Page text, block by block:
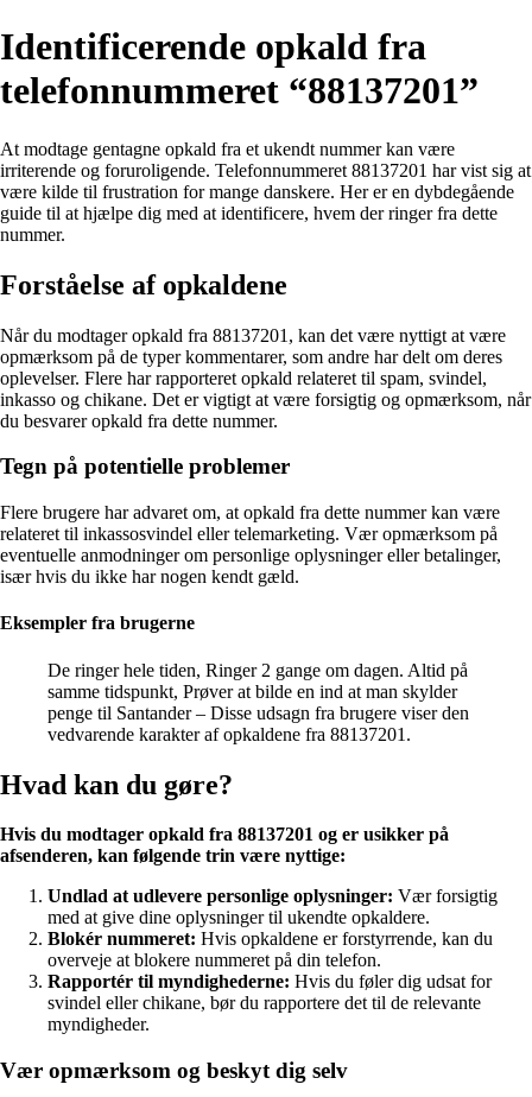
Identificerende opkald fra
telefonnummeret “88137201”
At modtage gentagne opkald fra et ukendt nummer kan være
irriterende og foruroligende. Telefonnummeret 88137201 har vist sig at
være kilde til frustration for mange danskere. Her er en dybdegående
guide til at hjælpe dig med at identificere, hvem der ringer fra dette
nummer.
Forståelse af opkaldene
Når du modtager opkald fra 88137201, kan det være nyttigt at være
opmærksom på de typer kommentarer, som andre har delt om deres
oplevelser. Flere har rapporteret opkald relateret til spam, svindel,
inkasso og chikane. Det er vigtigt at være forsigtig og opmærksom, når
du besvarer opkald fra dette nummer.
Tegn på potentielle problemer
Flere brugere har advaret om, at opkald fra dette nummer kan være
relateret til inkassosvindel eller telemarketing. Vær opmærksom på
eventuelle anmodninger om personlige oplysninger eller betalinger,
især hvis du ikke har nogen kendt gæld.
Eksempler fra brugerne
De ringer hele tiden, Ringer 2 gange om dagen. Altid på
samme tidspunkt, Prøver at bilde en ind at man skylder
penge til Santander – Disse udsagn fra brugere viser den
vedvarende karakter af opkaldene fra 88137201.
Hvad kan du gøre?
Hvis du modtager opkald fra 88137201 og er usikker på
afsenderen, kan følgende trin være nyttige:
Undlad at udlevere personlige oplysninger: Vær forsigtig
med at give dine oplysninger til ukendte opkaldere.
Blokér nummeret: Hvis opkaldene er forstyrrende, kan du
overveje at blokere nummeret på din telefon.
Rapportér til myndighederne: Hvis du føler dig udsat for
svindel eller chikane, bør du rapportere det til de relevante
myndigheder.
Vær opmærksom og beskyt dig selv